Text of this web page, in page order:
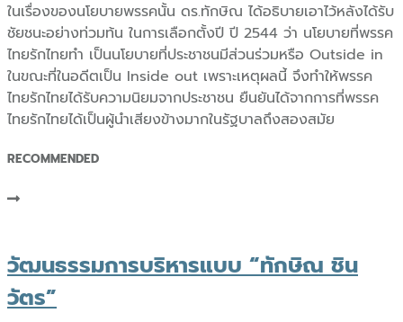
ในเรื่องของนโยบายพรรคนั้น ดร.ทักษิณ ได้อธิบายเอาไว้หลังได้รับ
ชัยชนะอย่างท่วมท้น ในการเลือกตั้งปี ปี 2544 ว่า นโยบายที่พรรค
ไทยรักไทยทำ เป็นนโยบายที่ประชาชนมีส่วนร่วมหรือ Outside in
ในขณะที่ในอดีตเป็น Inside out เพราะเหตุผลนี้ จึงทำให้พรรค
ไทยรักไทยได้รับความนิยมจากประชาชน ยืนยันได้จากการที่พรรค
ไทยรักไทยได้เป็นผู้นำเสียงข้างมากในรัฐบาลถึงสองสมัย
RECOMMENDED
วัฒนธรรมการบริหารแบบ “ทักษิณ ชิน
วัตร”